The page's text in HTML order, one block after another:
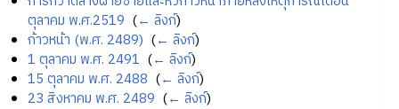
ตุลาคม พ.ศ.2519 (← ลิงก์)
ก้าวหน้า (พ.ศ. 2489) (← ลิงก์)
1 ตุลาคม พ.ศ. 2491 (← ลิงก์)
15 ตุลาคม พ.ศ. 2488 (← ลิงก์)
23 สิงหาคม พ.ศ. 2489 (← ลิงก์)